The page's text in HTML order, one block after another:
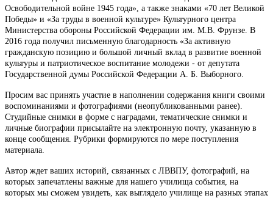
Освободительной войне 1945 года», а также знаками «70 лет Великой
Победы» и «За труды в военной культуре» Культурного центра
Министерства обороны Российской Федерации им. М.В. Фрунзе. В
2016 года получил письменную благодарность «За активную
гражданскую позицию и большой личный вклад в развитие военной
культуры и патриотическое воспитание молодежи - от депутата
Государственной думы Российской Федерации А. Б. Выборного.
Просим вас принять участие в наполнении содержания книги своими
воспоминаниями и фотографиями (неопубликованными ранее).
Студийные снимки в форме с наградами, тематические снимки и
личные биографии присылайте на электронную почту, указанную в
конце сообщения. Рубрики формируются по мере поступления
материала.
Автор ждет ваших историй, связанных с ЛВВПУ, фотографий, на
которых запечатлены важные для нашего училища события, на
которых мы сможем увидеть, как выглядело училище на разных этапах